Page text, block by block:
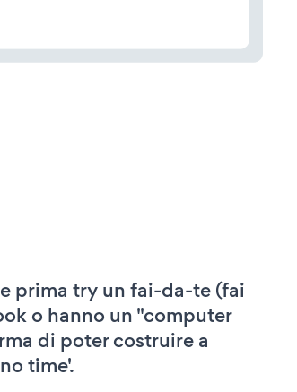
prima try un fai-da-te (fai
o hanno un "computer
di poter costruire a
time'.